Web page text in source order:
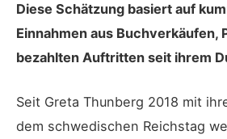
Diese Schätzung basiert auf
Einnahmen aus Buchverkäufen,
bezahlten Auftritten seit ihrem
Seit Greta Thunberg 2018 mit
dem schwedischen Reichstag